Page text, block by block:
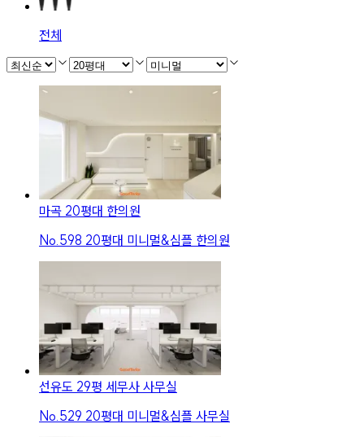
전체
마곡 20평대 한의원
No. 598 20평대 미니멀&심플 한의원
선유도 29평 세무사 사무실
No. 529 20평대 미니멀&심플 사무실